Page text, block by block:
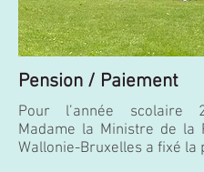
Pension / Paiement
Pour l’année scolaire
Madame la Ministre de la
Wallonie-Bruxelles a fixé la